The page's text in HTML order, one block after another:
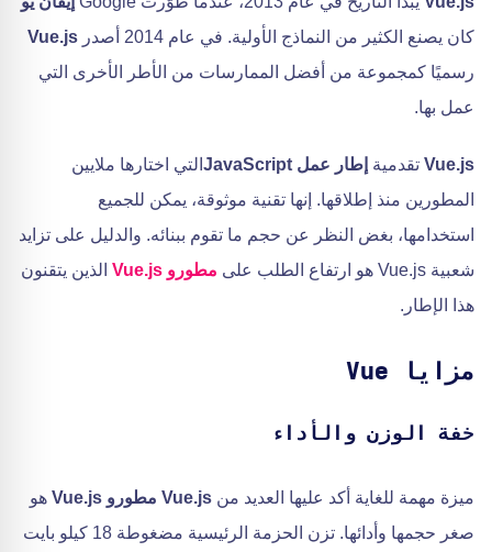
كان يصنع الكثير من النماذج الأولية. في عام 2014 أصدر
Vue.js
رسميًا كمجموعة من أفضل الممارسات من الأطر الأخرى التي
عمل بها.
Vue.js تقدمية إطار عمل JavaScript
التي اختارها ملايين
المطورين منذ إطلاقها. إنها تقنية موثوقة، يمكن للجميع
استخدامها، بغض النظر عن حجم ما تقوم ببنائه. والدليل على تزايد
شعبية Vue.js هو ارتفاع الطلب على
مطورو Vue.js
الذين يتقنون
هذا الإطار.
مزايا Vue
خفة الوزن والأداء
ميزة مهمة للغاية أكد عليها العديد من Vue.js مطورو Vue.js
هو
صغر حجمها وأدائها. تزن الحزمة الرئيسية مضغوطة 18 كيلو بايت